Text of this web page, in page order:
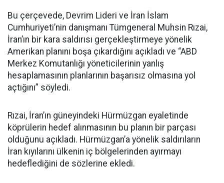
Bu çerçevede, Devrim Lideri ve İran İslam
Cumhuriyeti’nin danışmanı Tümgeneral Muhsin Rızai,
İran’ın bir kara saldırısı gerçekleştirmeye yönelik
Amerikan planını boşa çıkardığını açıkladı ve “ABD
Merkez Komutanlığı yöneticilerinin yanlış
hesaplamasının planlarının başarısız olmasına yol
açtığını” söyledi.
Rızai, İran’ın güneyindeki Hürmüzgan eyaletinde
köprülerin hedef alınmasının bu planın bir parçası
olduğunu açıkladı. Hürmüzgan’a yönelik saldırıların
İran kıyılarını ülkenin iç bölgelerinden ayırmayı
hedeflediğini de sözlerine ekledi.